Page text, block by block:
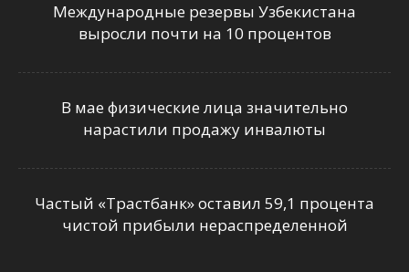
Международные резервы Узбекистана
выросли почти на 10 процентов
В мае физические лица значительно
нарастили продажу инвалюты
Частый «Трастбанк» оставил 59,1 процента
чистой прибыли нераспределенной